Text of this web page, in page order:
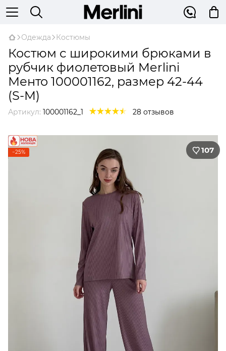
Одежда Костюмы
Костюм с широкими брюками в
рубчик фиолетовый Merlini
Менто 100001162, размер 42-44
(S-M)
Артикул: 100001162_1 28 отзывов
−25% 107